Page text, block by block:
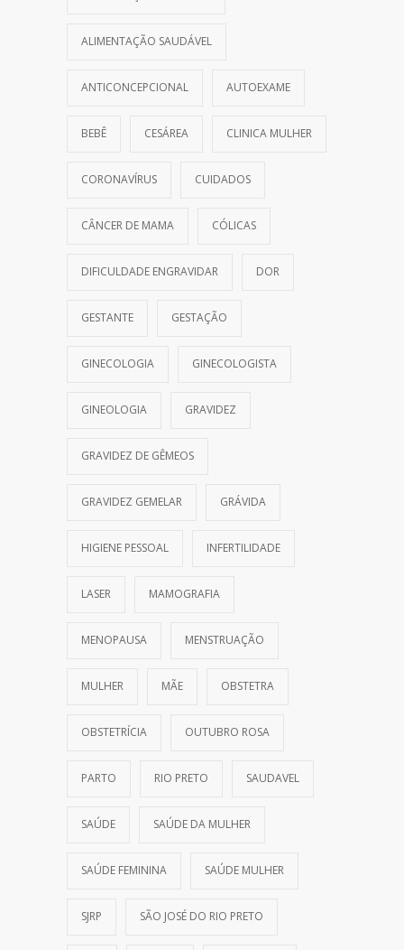
ALIMENTAÇÃO SAUDÁVEL
ANTICONCEPCIONAL AUTOEXAME
BEBÊ CESÁREA CLINICA MULHER
CORONAVÍRUS CUIDADOS
CÂNCER DE MAMA CÓLICAS
DIFICULDADE ENGRAVIDAR DOR
GESTANTE GESTAÇÃO
GINECOLOGIA GINECOLOGISTA
GINEOLOGIA GRAVIDEZ
GRAVIDEZ DE GÊMEOS
GRAVIDEZ GEMELAR GRÁVIDA
HIGIENE PESSOAL INFERTILIDADE
LASER MAMOGRAFIA
MENOPAUSA MENSTRUAÇÃO
MULHER MÃE OBSTETRA
OBSTETRÍCIA OUTUBRO ROSA
PARTO RIO PRETO SAUDAVEL
SAÚDE SAÚDE DA MULHER
SAÚDE FEMININA SAÚDE MULHER
SJRP SÃO JOSÉ DO RIO PRETO